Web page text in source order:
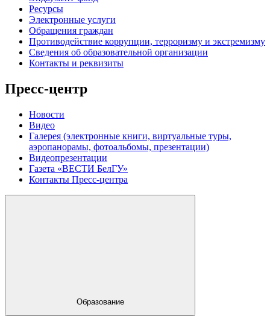
Ресурсы
Электронные услуги
Обращения граждан
Противодействие коррупции, терроризму и экстремизму
Сведения об образовательной организации
Контакты и реквизиты
Пресс-центр
Новости
Видео
Галерея (электронные книги, виртуальные туры,
аэропанорамы, фотоальбомы, презентации)
Видеопрезентации
Газета «ВЕСТИ БелГУ»
Контакты Пресс-центра
Образование